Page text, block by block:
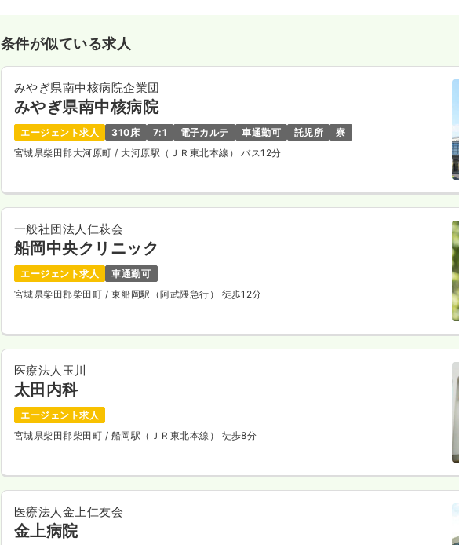
条件が似ている求人
みやぎ県南中核病院企業団
みやぎ県南中核病院
エージェント求人 310床 7:1 電子カルテ 車通勤可 託児所
寮
宮城県柴田郡大河原町 / 大河原駅（ＪＲ東北本線） バス12分
一般社団法人仁萩会
船岡中央クリニック
エージェント求人
車通勤可
宮城県柴田郡柴田町 / 東船岡駅（阿武隈急行） 徒歩12分
医療法人玉川
太田内科
エージェント求人
宮城県柴田郡柴田町 / 船岡駅（ＪＲ東北本線） 徒歩8分
医療法人金上仁友会
金上病院